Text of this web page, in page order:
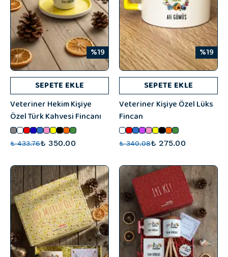
%19
SEPETE EKLE
Veteriner Hekim Kişiye
Özel Türk Kahvesi Fincanı
₺ 433.76₺ 350.00
%19
SEPETE EKLE
Veteriner Kişiye Özel Lüks
Fincan
₺ 340.08₺ 275.00